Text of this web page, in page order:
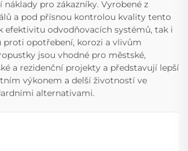
náklady pro zákazníky. Vyrobené z
a pod přísnou kontrolou kvality tento
efektivitu odvodňovacích systémů, tak i
opotřebení, korozi a vlivům
jsou vhodné pro městské,
a rezidenční projekty a představují lepší
výkonem a delší životností ve
alternativami.